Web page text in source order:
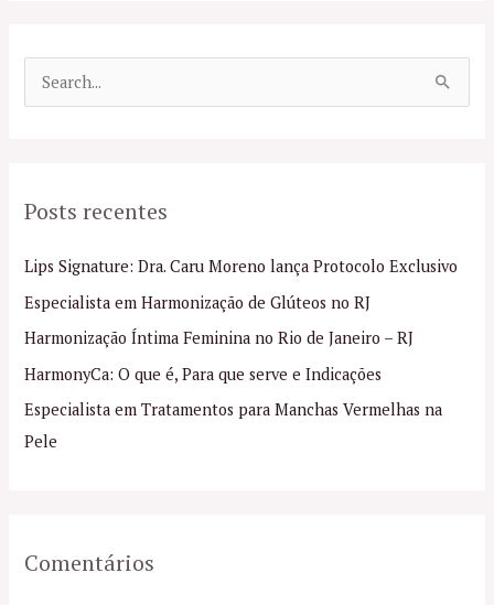
u
s
a
r
p
o
r
Posts recentes
Lips Signature: Dra. Caru Moreno lança Protocolo Exclusivo
Especialista em Harmonização de Glúteos no RJ
Harmonização Íntima Feminina no Rio de Janeiro – RJ
HarmonyCa: O que é, Para que serve e Indicações
Especialista em Tratamentos para Manchas Vermelhas na
Pele
Comentários